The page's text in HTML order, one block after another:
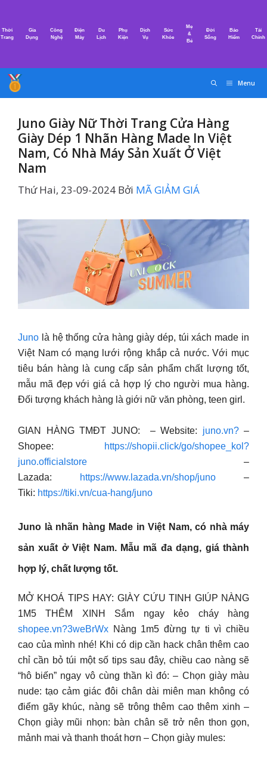
nội
Thời
Trang
Gia
Dụng
Công
Nghệ
Điện
Máy
Du
Lịch
Phụ
Kiện
Dịch
Vụ
Sức
Khỏe
Mẹ
&
Bé
Đời
Sống
Bảo
Hiểm
Tài
Chính
Menu
Juno Giày Nữ Thời Trang Cửa Hàng
Giày Dép 1 Nhãn Hàng Made In Việt
Nam, Có Nhà Máy Sản Xuất Ở Việt
Nam
Thứ Hai, 23-09-2024 Bởi MÃ GIẢM GIÁ
Juno là hệ thống cửa hàng giày dép, túi xách made in
Việt Nam có mạng lưới rộng khắp cả nước. Với mục
tiêu bán hàng là cung cấp sản phẩm chất lượng tốt,
mẫu mã đẹp với giá cả hợp lý cho người mua hàng.
Đối tượng khách hàng là giới nữ văn phòng, teen girl.
GIAN HÀNG TMĐT JUNO: – Website: juno.vn?–
Shopee:
https://shopii.click/go/shopee_kol?
juno.officialstore –
Lazada:
https://www.lazada.vn/shop/juno –
Tiki: https://tiki.vn/cua-hang/juno
Juno là nhãn hàng Made in Việt Nam, có nhà máy
sản xuất ở Việt Nam. Mẫu mã đa dạng, giá thành
hợp lý, chất lượng tốt.
MỞ KHOÁ TIPS HAY: GIÀY CỨU TINH GIÚP NÀNG
1M5 THÊM XINH Sắm ngay kẻo cháy hàng
shopee.vn?3weBrWx Nàng 1m5 đừng tự ti vì chiều
cao của mình nhé! Khi có dịp cần hack chân thêm cao
chỉ cần bỏ túi một số tips sau đây, chiều cao nàng sẽ
“hô biến” ngay vô cùng thần kì đó: – Chọn giày màu
nude: tạo cảm giác đôi chân dài miên man không có
điểm gãy khúc, nàng sẽ trông thêm cao thêm xinh –
Chọn giày mũi nhọn: bàn chân sẽ trở nên thon gọn,
mảnh mai và thanh thoát hơn – Chọn giày mules: